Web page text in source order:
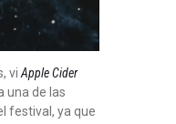
vi Apple Cider
una de las
festival, ya que